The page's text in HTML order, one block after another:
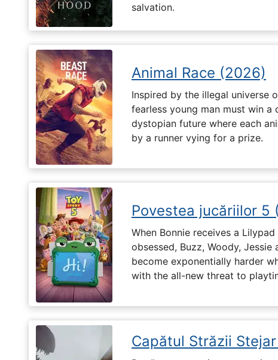
salvation.
Animal Race (2026)
Inspired by the illegal universe
fearless young man must win a
dystopian future where each
by a runner vying for a prize.
Povestea jucăriilor 5
When Bonnie receives a
obsessed, Buzz, Woody,
become exponentially harder
with the all-new threat to
Capătul Străzii